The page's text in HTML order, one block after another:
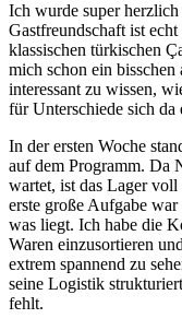
Ich wurde super
Gastfreundschaft ist
klassischen türkischen
mich schon ein
interessant zu wissen,
für Unterschiede sich da
In der ersten Woche
auf dem Programm. Da
wartet, ist das Lager
erste große Aufgabe
was liegt. Ich habe die
Waren einzusortieren
extrem spannend zu
seine Logistik
fehlt.